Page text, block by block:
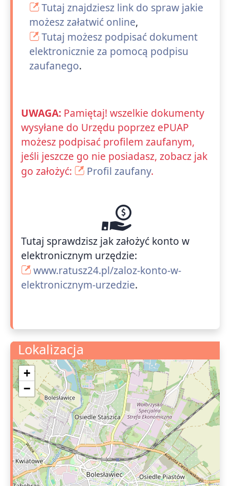
Tutaj znajdziesz link do spraw jakie
możesz załatwić online,
Tutaj możesz podpisać dokument
elektronicznie za pomocą podpisu
zaufanego.
UWAGA: Pamiętaj! wszelkie dokumenty
wysyłane do Urzędu poprzez ePUAP
możesz podpisać profilem zaufanym,
jeśli jeszcze go nie posiadasz, zobacz jak
go założyć:
Profil zaufany.
Tutaj sprawdzisz jak założyć konto w
elektronicznym urzędzie:
www.ratusz24.pl/zaloz-konto-w-
elektronicznym-urzedzie.
Lokalizacja
+
−